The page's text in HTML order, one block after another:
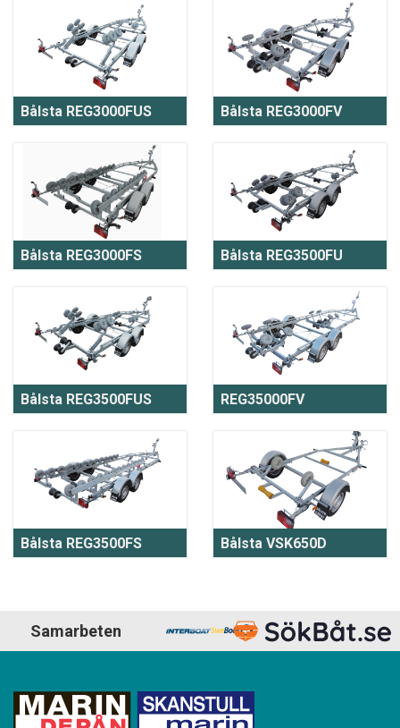
Bålsta REG3000FUS Bålsta REG3000FV
Bålsta REG3000FS Bålsta REG3500FU
Bålsta REG3500FUS REG35000FV
Bålsta REG3500FS Bålsta VSK650D
Samarbeten